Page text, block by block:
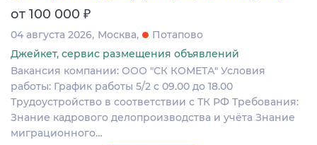
от 100 000 ₽
04 августа 2026 Москва
Потапово
Джейкет, сервис размещения объявлений
Вакансия компании: ООО "СК КОМЕТА" Условия
работы: График работы 5/2 с 09.00 до 18.00
Трудоустройство в соответствии с ТК РФ Требования:
Знание кадрового делопроизводства и учёта Знание
миграционного…